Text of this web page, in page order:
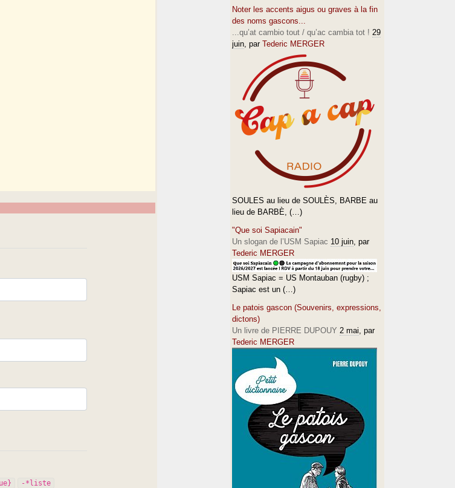
-*liste
Noter les accents aigus ou graves à la fin
des noms gascons...
...qu’at cambio tout / qu’ac cambia tot ! 29
juin, par Tederic MERGER
SOULES au lieu de SOULÈS, BARBE au
lieu de BARBÈ, (…)
"Que soi Sapiacain"
Un slogan de l’USM Sapiac 10 juin, par
Tederic MERGER
USM Sapiac = US Montauban (rugby) ;
Sapiac est un (…)
Le patois gascon (Souvenirs, expressions,
dictons)
Un livre de PIERRE DUPOUY 2 mai, par
Tederic MERGER